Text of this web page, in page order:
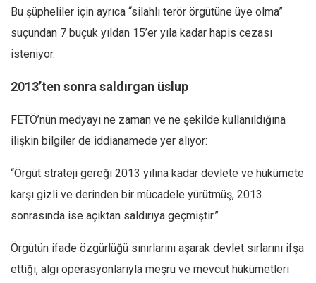
Bu şüpheliler için ayrıca “silahlı terör örgütüne üye olma”
suçundan 7 buçuk yıldan 15’er yıla kadar hapis cezası
isteniyor.
2013’ten sonra saldırgan üslup
FETÖ’nün medyayı ne zaman ve ne şekilde kullanıldığına
ilişkin bilgiler de iddianamede yer alıyor:
“Örgüt strateji gereği 2013 yılına kadar devlete ve hükümete
karşı gizli ve derinden bir mücadele yürütmüş, 2013
sonrasında ise açıktan saldırıya geçmiştir.”
Örgütün ifade özgürlüğü sınırlarını aşarak devlet sırlarını ifşa
ettiği, algı operasyonlarıyla meşru ve mevcut hükümetleri